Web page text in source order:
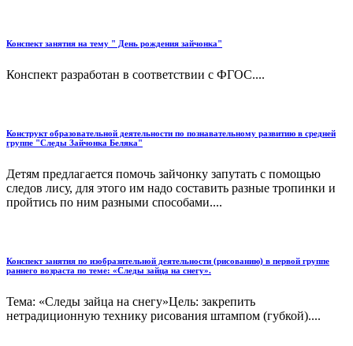
Конспект занятия на тему " День рождения зайчонка"
Конспект разработан в соответствии с ФГОС....
Конструкт образовательной деятельности по познавательному развитию в средней
группе "Следы Зайчонка Беляка"
Детям предлагается помочь зайчонку запутать с помощью
следов лису, для этого им надо составить разные тропинки и
пройтись по ним разными способами....
Конспект занятия по изобразительной деятельности (рисованию) в первой группе
раннего возраста по теме: «Следы зайца на снегу».
Тема: «Следы зайца на снегу»Цель: закрепить
нетрадиционную технику рисования штампом (губкой)....